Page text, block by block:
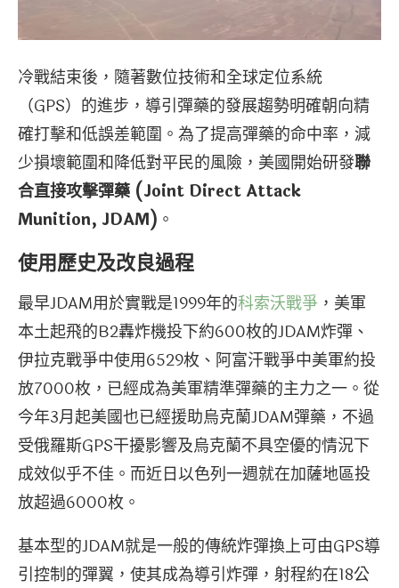
冷戰結束後，隨著數位技術和全球定位系統
（GPS）的進步，導引彈藥的發展趨勢明確朝向精
確打擊和低誤差範圍。為了提高彈藥的命中率，減
少損壞範圍和降低對平民的風險，美國開始研發聯
合直接攻擊彈藥 (Joint Direct Attack
Munition, JDAM) 。
使用歷史及改良過程
最早JDAM用於實戰是1999年的科索沃戰爭 ，美軍
本土起飛的B2轟炸機投下約600枚的JDAM炸彈、
伊拉克戰爭中使用6529枚、阿富汗戰爭中美軍約投
放7000枚，已經成為美軍精準彈藥的主力之一。從
今年3月起美國也已經援助烏克蘭JDAM彈藥，不過
受俄羅斯GPS干擾影響及烏克蘭不具空優的情況下
成效似乎不佳。而近日以色列一週就在加薩地區投
放超過6000枚。
基本型的JDAM就是一般的傳統炸彈換上可由GPS導
引控制的彈翼，使其成為導引炸彈，射程約在18公